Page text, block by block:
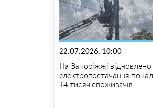
22.07.2026, 10:00
На Запоріжжі відновлено
електропостачання понад
14 тисяч споживачів